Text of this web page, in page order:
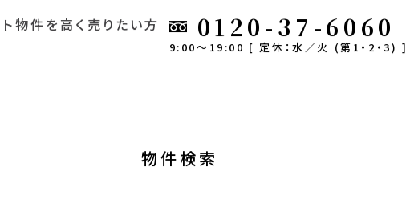
物件を高く売りたい方 0120-37-6060
9:00～19:00 [ 定休：水／火 (第1・2・3) ]
物件検索